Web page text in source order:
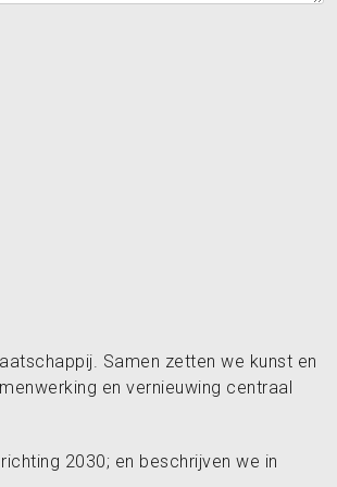
Samen zetten we kunst en
en vernieuwing centraal
2030; en beschrijven we in